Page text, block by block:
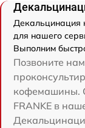
Декальцинация
для нашего
Выполним
Позвоните
кофемашины.
FRANKE в